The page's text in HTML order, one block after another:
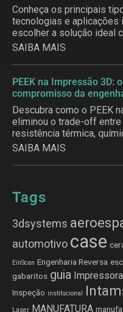
Conheça os principais
tecnologias e aplicações
escolher a solução ideal
SAIBA MAIS
PEEK na Impressão
compromisso da
Descubra como o PEEK
eliminou o trade-off
resistência térmica,
SAIBA MAIS
Tags
3dsystems
automotivo case
EinScan Engenharia Reversa
gabaritos guia
Inspeção institucional
Laser MANUFATURA